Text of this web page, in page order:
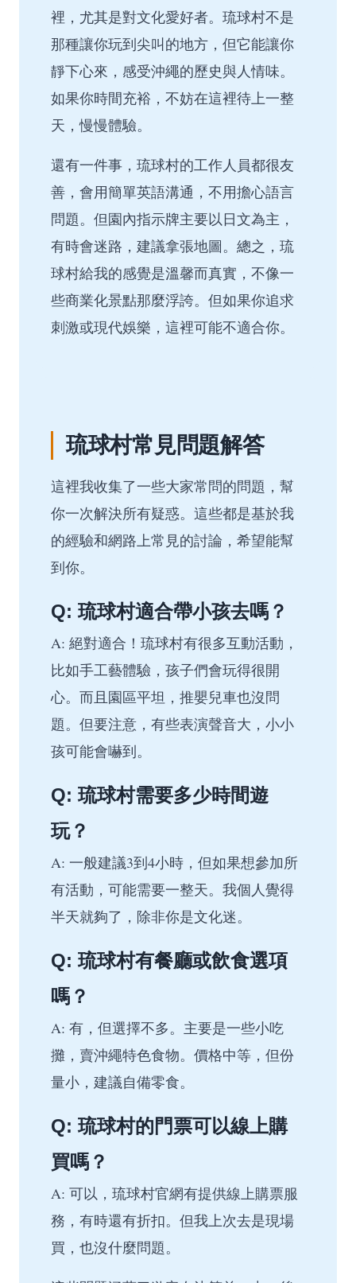
裡，尤其是對文化愛好者。琉球村不是
那種讓你玩到尖叫的地方，但它能讓你
靜下心來，感受沖繩的歷史與人情味。
如果你時間充裕，不妨在這裡待上一整
天，慢慢體驗。
還有一件事，琉球村的工作人員都很友
善，會用簡單英語溝通，不用擔心語言
問題。但園內指示牌主要以日文為主，
有時會迷路，建議拿張地圖。總之，琉
球村給我的感覺是溫馨而真實，不像一
些商業化景點那麼浮誇。但如果你追求
刺激或現代娛樂，這裡可能不適合你。
琉球村常見問題解答
這裡我收集了一些大家常問的問題，幫
你一次解決所有疑惑。這些都是基於我
的經驗和網路上常見的討論，希望能幫
到你。
Q: 琉球村適合帶小孩去嗎？
A: 絕對適合！琉球村有很多互動活動，
比如手工藝體驗，孩子們會玩得很開
心。而且園區平坦，推嬰兒車也沒問
題。但要注意，有些表演聲音大，小小
孩可能會嚇到。
Q: 琉球村需要多少時間遊
玩？
A: 一般建議3到4小時，但如果想參加所
有活動，可能需要一整天。我個人覺得
半天就夠了，除非你是文化迷。
Q: 琉球村有餐廳或飲食選項
嗎？
A: 有，但選擇不多。主要是一些小吃
攤，賣沖繩特色食物。價格中等，但份
量小，建議自備零食。
Q: 琉球村的門票可以線上購
買嗎？
A: 可以，琉球村官網有提供線上購票服
務，有時還有折扣。但我上次去是現場
買，也沒什麼問題。